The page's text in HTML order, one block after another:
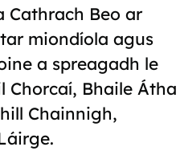
Cathrach Beo ar
miondíola agus
a spreagadh le
Bhaile Átha
Chainnigh,